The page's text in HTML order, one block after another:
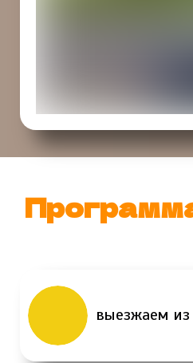
выезжаем